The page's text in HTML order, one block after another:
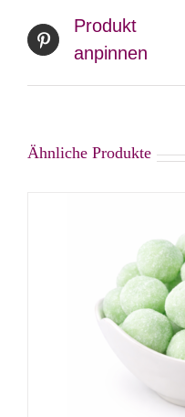
Produkt
anpinnen
Ähnliche Produkte